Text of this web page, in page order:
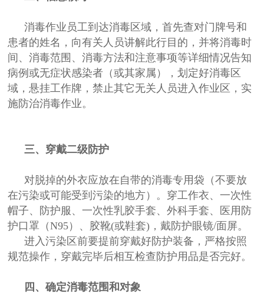
消毒作业员工到达消毒区域，首先查对门牌号和
患者的姓名，向有关人员讲解此行目的，并将消毒时
间、消毒范围、消毒方法和注意事项等详细情况告知
病例或无症状感染者（或其家属），划定好消毒区
域，悬挂工作牌，禁止其它无关人员进入作业区，实
施防治消毒作业。
三、穿戴二级防护
对脱掉的外衣应放在自带的消毒专用袋（不要放
在污染或可能受到污染的地方）。穿工作衣、一次性
帽子、防护服、一次性乳胶手套、外科手套、医用防
护口罩（N95）、胶靴(或鞋套)，戴防护眼镜/面屏。
进入污染区前要提前穿戴好防护装备，严格按照
规范操作，穿戴完毕后相互检查防护用品是否完好。
四、确定消毒范围和对象